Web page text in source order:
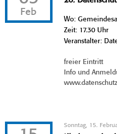
Feb
Wo:
Zeit: 17.30 Uhr
Veranstalter:
freier Eintritt
Info und
Sonntag, 15.